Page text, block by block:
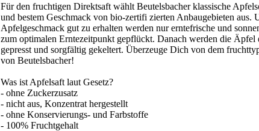
Für den fruchtigen Direktsaft wählt Beutelsbacher klassische
und bestem Geschmack von bio-zertifi zierten Anbaugebieten aus.
Apfelgeschmack gut zu erhalten werden nur erntefrische und
zum optimalen Erntezeitpunkt gepflückt. Danach werden die Äpfel
gepresst und sorgfältig gekeltert. Überzeuge Dich von dem
von Beutelsbacher!
Was ist Apfelsaft laut Gesetz?
- ohne Zuckerzusatz
- nicht aus, Konzentrat hergestellt
- ohne Konservierungs- und Farbstoffe
- 100% Fruchtgehalt